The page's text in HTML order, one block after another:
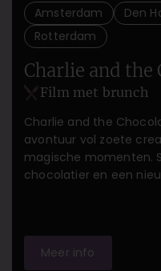
Amsterdam Den
Rotterdam
Charlie and the
Film met brunch
Charlie and the
avontuur vol zoete
magische momenten.
chocolatier en een
een visueel feest dat
Meer info